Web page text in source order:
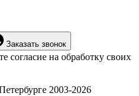
Заказать звонок
согласие на обработку своих
2003-2026